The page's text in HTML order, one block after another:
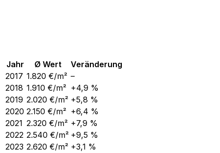
Jahr Ø Wert
Veränderung
2017 1.820 €/m² –
2018 1.910 €/m² +4,9 %
2019 2.020 €/m² +5,8 %
2020 2.150 €/m² +6,4 %
2021 2.320 €/m² +7,9 %
2022 2.540 €/m² +9,5 %
2023 2.620 €/m² +3,1 %